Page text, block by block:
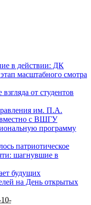
в действии: ДК
масштабного смотра
от студентов
им. П.А.
с ВШГУ
программу
патриотическое
шагнувшие в
будущих
на День открытых